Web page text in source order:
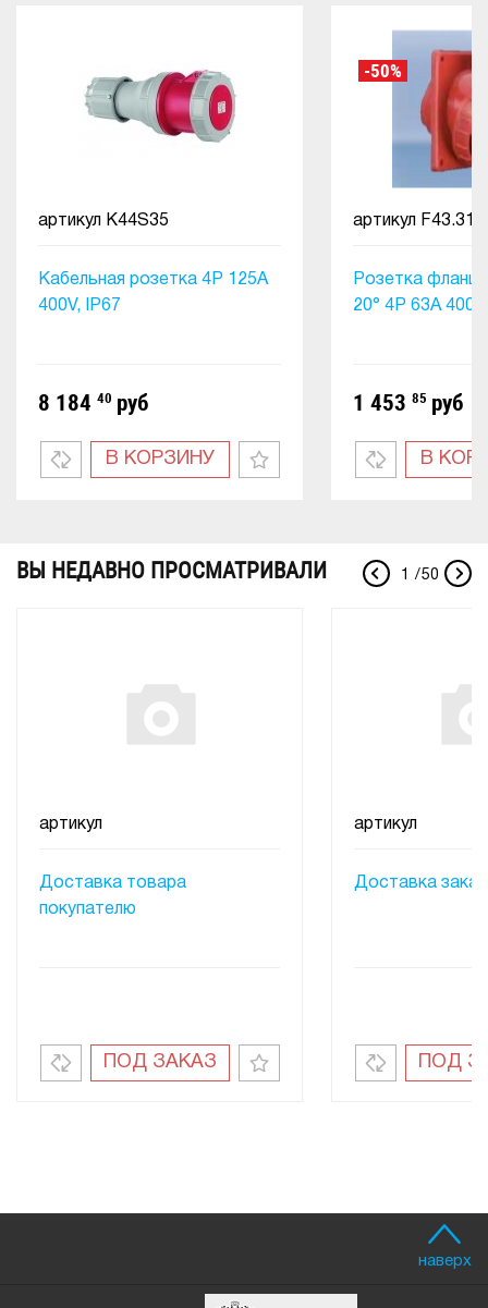
Кабельная розетка 4Р 125А
400V, IP67
артикул K44S35
8 184 40 руб
В КОРЗИНУ
Розетка
20° 4P 63A
артикул F43.31
1 453 85 руб
-50%
В
ВЫ НЕДАВНО ПРОСМАТРИВАЛИ /50
Доставка товара
покупателю
артикул
ПОД ЗАКАЗ
Доставка
артикул
ПОД
1
наверх